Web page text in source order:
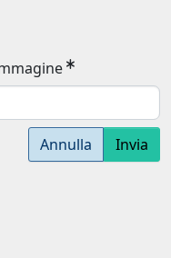
Annulla Invia